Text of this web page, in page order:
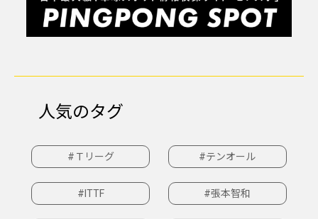
人気のタグ
#Ｔリーグ #テンオール
#ITTF #張本智和